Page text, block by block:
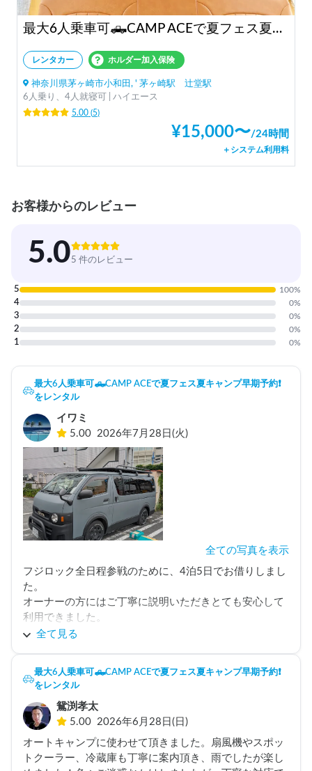
最大6人乗車可🛻CAMP ACEで夏フェス夏キャンプ早期予約❗️
レンタカー ホルダー加入保険
神奈川県茅ヶ崎市小和田, ' 茅ヶ崎駅 辻堂駅
6人乗り、4人就寝可 | ハイエース
5.00(5)
¥15,000〜/24時間
＋システム利用料
お客様からのレビュー
5.05 件のレビュー
5 100%
4 0%
3 0%
2 0%
1 0%
最大6人乗車可🛻CAMP ACEで夏フェス夏キャンプ早期予約❗️
をレンタル
イワミ
5.00 2026年7月28日(火)
全ての写真を表示
フジロック全日程参戦のために、4泊5日でお借りしまし
た。
オーナーの方にはご丁寧に説明いただきとても安心して
利用できました。
肝心の車両ですがとても清潔、かつ内装もとても素敵で
今回はありがとうございました！
全て見る
最大6人乗車可🛻CAMP ACEで夏フェス夏キャンプ早期予約❗️
をレンタル
鴛渕孝太
5.00 2026年6月28日(日)
オートキャンプに使わせて頂きました。扇風機やスポッ
トクーラー、冷蔵庫も丁寧に案内頂き、雨でしたが楽し